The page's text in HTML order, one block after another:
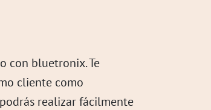
con bluetronix. Te
cliente como
realizar fácilmente